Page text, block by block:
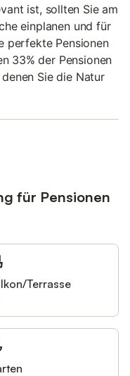
ist, sollten Sie am
einplanen und für
perfekte Pensionen
33% der Pensionen
Sie die Natur
für Pensionen
Terrasse